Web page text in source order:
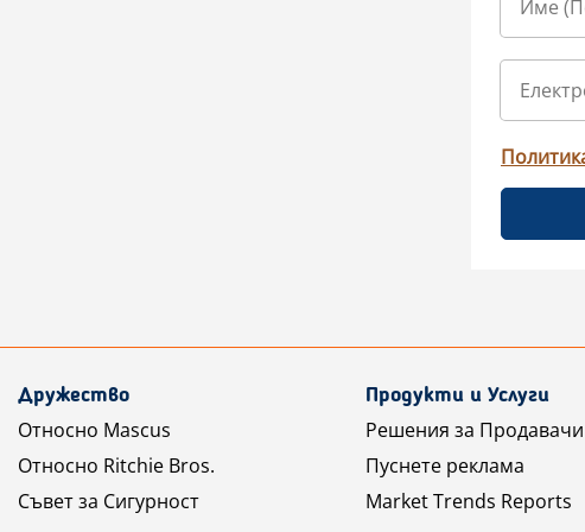
Дружество
Относно Mascus
Относно Ritchie Bros.
Съвет за Сигурност
Продукти и Услуги
Решения за Продавачи
Пуснете реклама
Market Trends Reports